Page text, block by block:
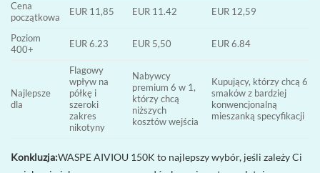
Cena
początkowa
EUR 11,85 EUR 11.42 EUR 12,59
Poziom
400+
EUR 6.23 EUR 5,50 EUR 6.84
Najlepsze
dla
Flagowy
wpływ na
półkę i
szeroki
zakres
nikotyny
Nabywcy
premium 6 w 1,
którzy chcą
niższych
kosztów wejścia
Kupujący, którzy chcą 6
smaków z bardziej
konwencjonalną
mieszanką specyfikacji
Konkluzja:WASPE AIVIOU 150K to najlepszy wybór, jeśli zależy Ci